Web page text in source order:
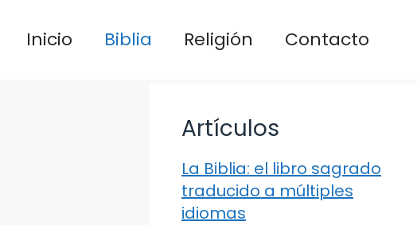
Inicio Biblia Religión Contacto
Artículos
La Biblia: el libro sagrado
traducido a múltiples
idiomas